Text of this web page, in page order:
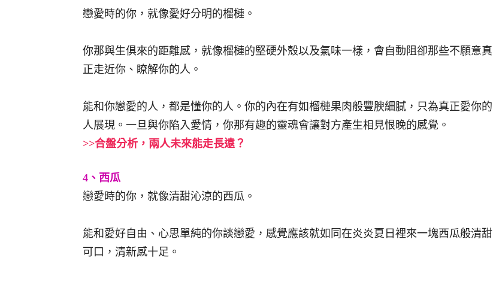
戀愛時的你，就像愛好分明的榴槤。
你那與生俱來的距離感，就像榴槤的堅硬外殼以及氣味一樣，會自動阻卻那些不願意真
正走近你、瞭解你的人。
能和你戀愛的人，都是懂你的人。你的內在有如榴槤果肉般豐腴細膩，只為真正愛你的
人展現。一旦與你陷入愛情，你那有趣的靈魂會讓對方產生相見恨晚的感覺。
>>合盤分析，兩人未來能走長遠？
4、西瓜
戀愛時的你，就像清甜沁涼的西瓜。
能和愛好自由、心思單純的你談戀愛，感覺應該就如同在炎炎夏日裡來一塊西瓜般清甜
可口，清新感十足。